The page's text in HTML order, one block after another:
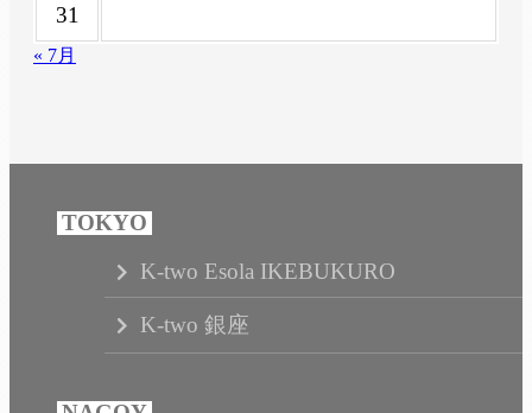
31
« 7月
K-two Esola IKEBUKURO
K-two 銀座